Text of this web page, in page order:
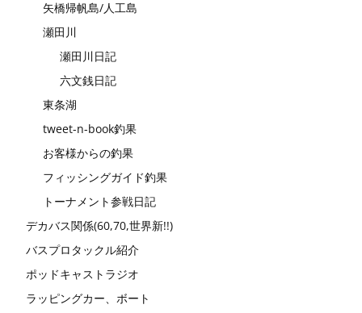
矢橋帰帆島/人工島
瀬田川
瀬田川日記
六文銭日記
東条湖
tweet-n-book釣果
お客様からの釣果
フィッシングガイド釣果
トーナメント参戦日記
デカバス関係(60,70,世界新!!)
バスプロタックル紹介
ポッドキャストラジオ
ラッピングカー、ボート